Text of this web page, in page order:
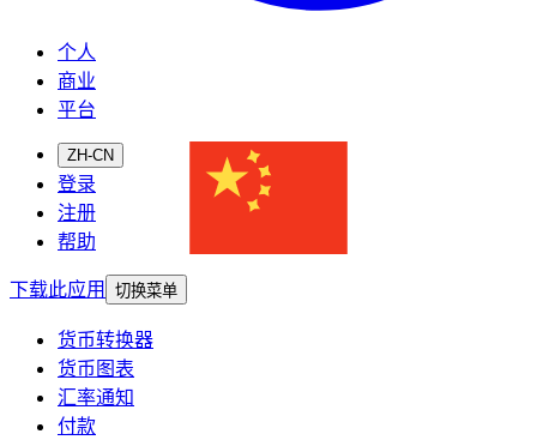
个人
商业
平台
ZH-CN
登录
注册
帮助
下载此应用
切换菜单
货币转换器
货币图表
汇率通知
付款